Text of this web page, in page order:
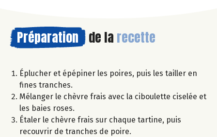
Préparation de la recette
Éplucher et épépiner les poires, puis les tailler en
fines tranches.
Mélanger le chèvre frais avec la ciboulette ciselée et
les baies roses.
Étaler le chèvre frais sur chaque tartine, puis
recouvrir de tranches de poire.